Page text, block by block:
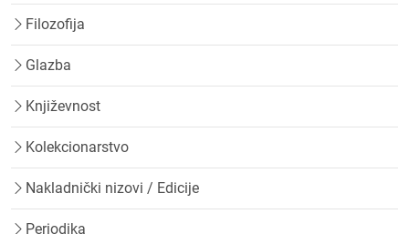
Filozofija
Glazba
Književnost
Kolekcionarstvo
Nakladnički nizovi / Edicije
Periodika